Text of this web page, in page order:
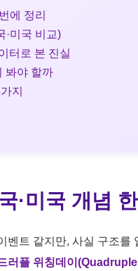
에 정리
·미국 비교)
터로 본 진실
봐야 할까
지
·미국 개념
트 같지만, 사실 구조를
러플 위칭데이